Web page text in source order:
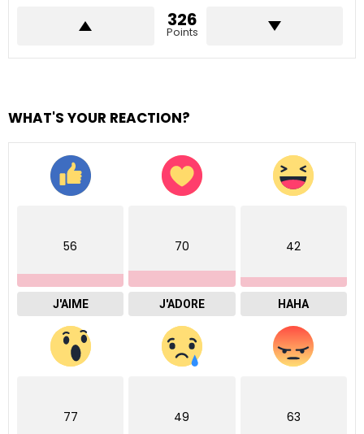
326
Points
WHAT'S YOUR REACTION?
56
J'AIME
70
J'ADORE
42
HAHA
77 49 63